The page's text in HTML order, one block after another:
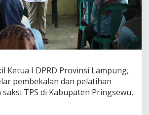
m
b
e
k
a
l
n
D
a
n
Ketua I DPRD Provinsi Lampung,
pembekalan dan pelatihan
TPS di Kabupaten Pringsewu,